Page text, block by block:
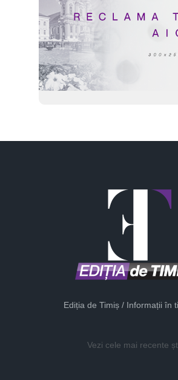
Ediția de Timiș / Informații în
Vezi cele mai recente